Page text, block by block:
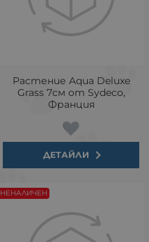
Растение Aqua Deluxe
Grass 7см от Sydeco,
Франция
ДЕТАЙЛИ
НЕНАЛИЧЕН